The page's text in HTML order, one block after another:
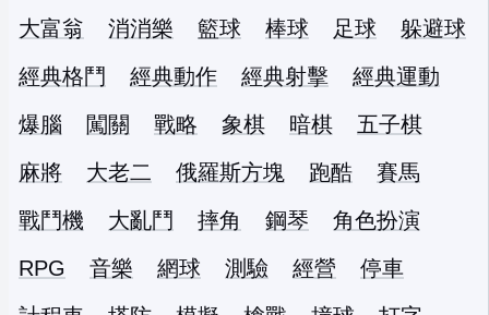
大富翁
消消樂 籃球 棒球 足球
躲避球
經典格鬥
經典動作 經典射擊
經典運動
爆腦
闖關 戰略 象棋 暗棋
五子棋
麻將
大老二 俄羅斯方塊 跑酷
賽馬
戰鬥機
大亂鬥 摔角 鋼琴
角色扮演
RPG
音樂 網球 測驗 經營
停車